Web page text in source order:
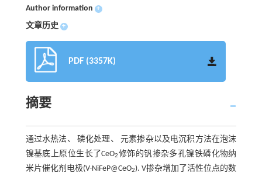
Author information +
文章历史 +
PDF (3357K)
摘要
通过水热法、 磷化处理、 元素掺杂以及电沉积方法在泡沫
镍基底上原位生长了CeO2修饰的钒掺杂多孔镍铁磷化物纳
米片催化剂电极(V-NiFeP@CeO2). V掺杂增加了活性位点的数